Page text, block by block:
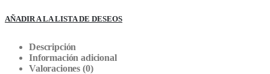
AÑADIR A LA LISTA DE DESEOS
Descripción
Información adicional
Valoraciones (0)